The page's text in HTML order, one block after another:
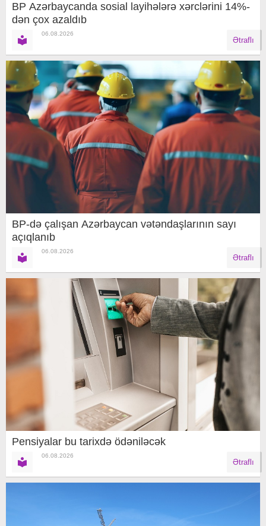
BP Azərbaycanda sosial layihələrə xərclərini 14%-
dən çox azaldıb
06.08.2026
Ətraflı
BP-də çalışan Azərbaycan vətəndaşlarının sayı
açıqlanıb
06.08.2026
Ətraflı
Pensiyalar bu tarixdə ödəniləcək
06.08.2026
Ətraflı